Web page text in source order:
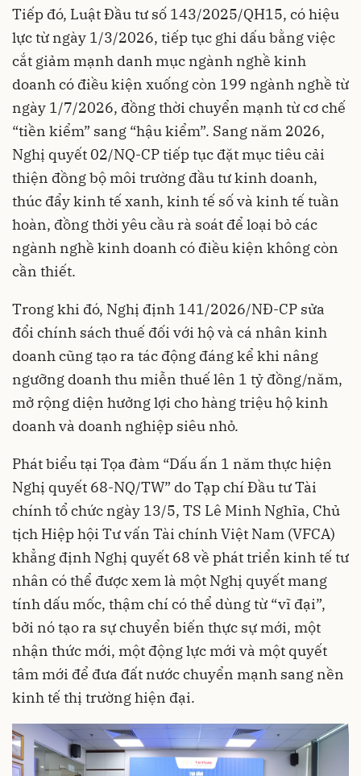
Tiếp đó, Luật Đầu tư số 143/2025/QH15, có hiệu
lực từ ngày 1/3/2026, tiếp tục ghi dấu bằng việc
cắt giảm mạnh danh mục ngành nghề kinh
doanh có điều kiện xuống còn 199 ngành nghề từ
ngày 1/7/2026, đồng thời chuyển mạnh từ cơ chế
“tiền kiểm” sang “hậu kiểm”. Sang năm 2026,
Nghị quyết 02/NQ-CP tiếp tục đặt mục tiêu cải
thiện đồng bộ môi trường đầu tư kinh doanh,
thúc đẩy kinh tế xanh, kinh tế số và kinh tế tuần
hoàn, đồng thời yêu cầu rà soát để loại bỏ các
ngành nghề kinh doanh có điều kiện không còn
cần thiết.
Trong khi đó, Nghị định 141/2026/NĐ-CP sửa
đổi chính sách thuế đối với hộ và cá nhân kinh
doanh cũng tạo ra tác động đáng kể khi nâng
ngưỡng doanh thu miễn thuế lên 1 tỷ đồng/năm,
mở rộng diện hưởng lợi cho hàng triệu hộ kinh
doanh và doanh nghiệp siêu nhỏ.
Phát biểu tại Tọa đàm “Dấu ấn 1 năm thực hiện
Nghị quyết 68-NQ/TW” do Tạp chí Đầu tư Tài
chính tổ chức ngày 13/5, TS Lê Minh Nghĩa, Chủ
tịch Hiệp hội Tư vấn Tài chính Việt Nam (VFCA)
khẳng định Nghị quyết 68 về phát triển kinh tế tư
nhân có thể được xem là một Nghị quyết mang
tính dấu mốc, thậm chí có thể dùng từ “vĩ đại”,
bởi nó tạo ra sự chuyển biến thực sự mới, một
nhận thức mới, một động lực mới và một quyết
tâm mới để đưa đất nước chuyển mạnh sang nền
kinh tế thị trường hiện đại.